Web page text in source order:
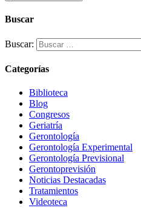
Buscar
Buscar:
Categorías
Biblioteca
Blog
Congresos
Geriatría
Gerontología
Gerontología Experimental
Gerontología Previsional
Gerontoprevisión
Noticias Destacadas
Tratamientos
Videoteca